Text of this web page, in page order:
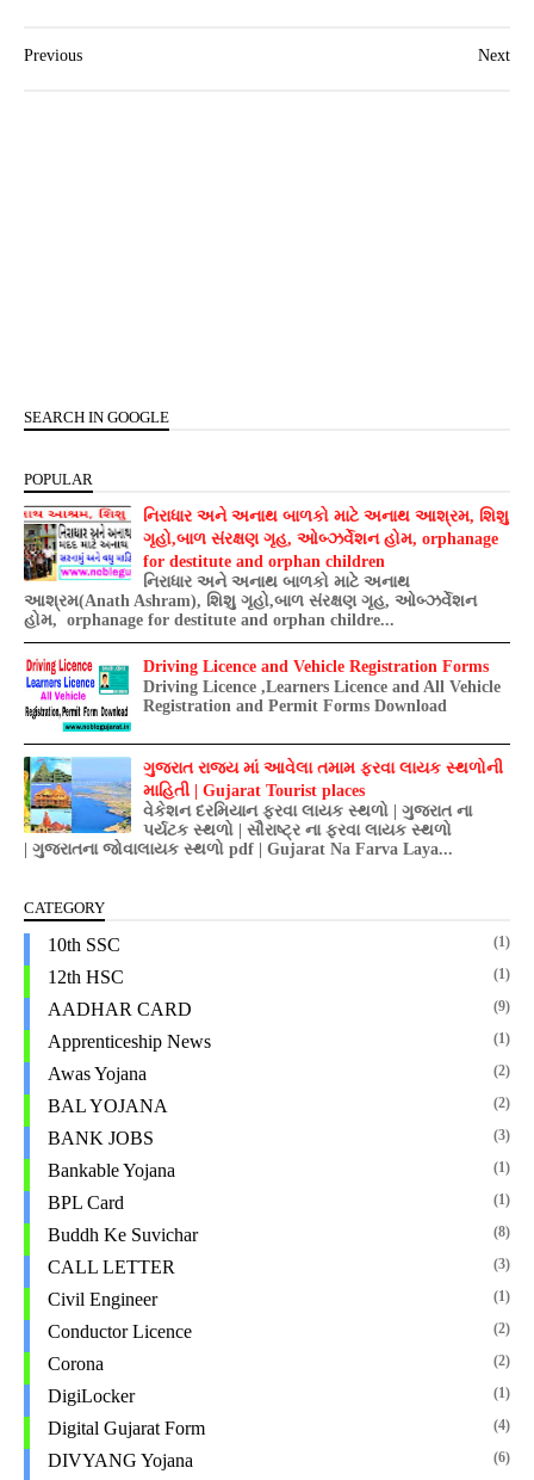
Next
Previous
SEARCH IN GOOGLE
POPULAR
નિરાધાર અને અનાથ બાળકો માટે અનાથ આશ્રમ, શિશુ
ગૃહો,બાળ સંરક્ષણ ગૃહ, ઓબ્ઝર્વેશન હોમ, orphanage
for destitute and orphan children
નિરાધાર અને અનાથ બાળકો માટે અનાથ
આશ્રમ(Anath Ashram), શિશુ ગૃહો,બાળ સંરક્ષણ ગૃહ, ઓબ્ઝર્વેશન
હોમ, orphanage for destitute and orphan childre...
Driving Licence and Vehicle Registration Forms
Driving Licence ,Learners Licence and All Vehicle
Registration and Permit Forms Download
ગુજરાત રાજ્ય માં આવેલા તમામ ફરવા લાયક સ્થળોની
માહિતી | Gujarat Tourist places
વેકેશન દરમિયાન ફરવા લાયક સ્થળો | ગુજરાત ના
પર્યટક સ્થળો | સૌરાષ્ટ્ર ના ફરવા લાયક સ્થળો
| ગુજરાતના જોવાલાયક સ્થળો pdf | Gujarat Na Farva Laya...
CATEGORY
10th SSC (1)
12th HSC (1)
AADHAR CARD (9)
Apprenticeship News (1)
Awas Yojana (2)
BAL YOJANA (2)
BANK JOBS (3)
Bankable Yojana (1)
BPL Card (1)
Buddh Ke Suvichar (8)
CALL LETTER (3)
Civil Engineer (1)
Conductor Licence (2)
Corona (2)
DigiLocker (1)
Digital Gujarat Form (4)
DIVYANG Yojana (6)